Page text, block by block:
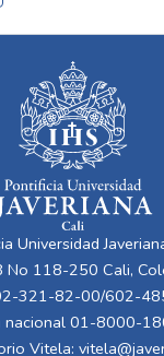
Universidad
No 118-250 Cali,
321-82-00/602-
nacional 01-8000-
Vitela: